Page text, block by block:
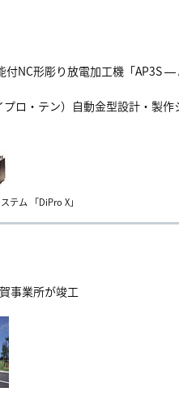
付NC形彫り放電加工機「AP3S ―
プロ・テン）自動金型設計・製
テム 「DiPro X」
事業所が竣工